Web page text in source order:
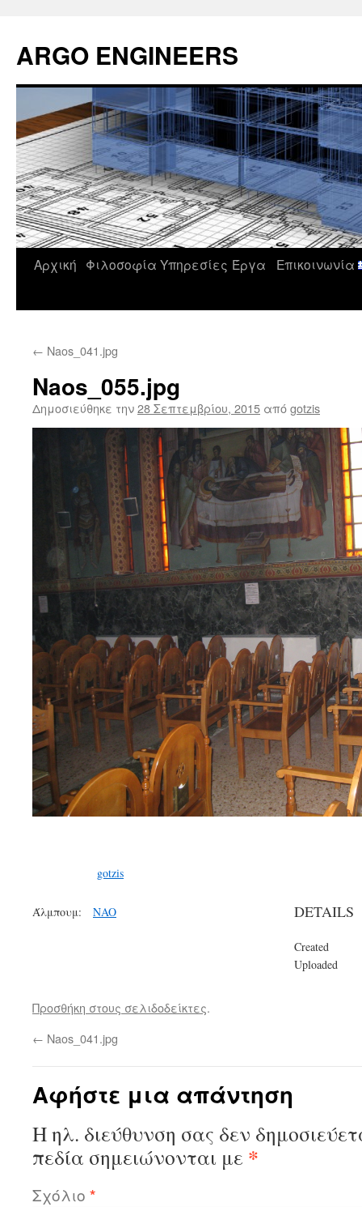
περιεχόμενο
ARGO ENGINEERS
Αρχική Φιλοσοφία Υπηρεσίες Έργα
Επικοινωνία
← Naos_041.jpg
Naos_055.jpg
Δημοσιεύθηκε την28 Σεπτεμβρίου, 2015 απόgotzis
gotzis
Άλμπουμ: NAO DETAILS
Created
Uploaded
Προσθήκη στους σελιδοδείκτες.
← Naos_041.jpg
Αφήστε μια απάντηση
Η ηλ. διεύθυνση σας δεν
πεδία σημειώνονται με *
Σχόλιο *